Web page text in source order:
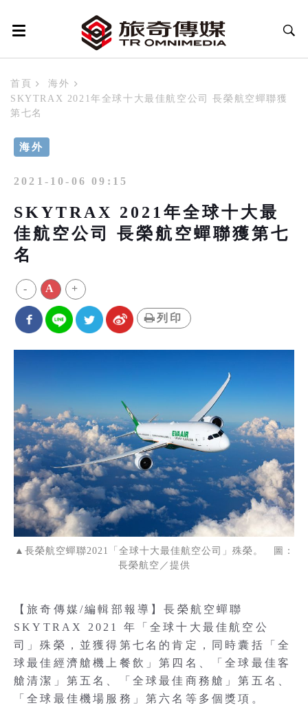
首頁
海外
SKYTRAX 2021年全球十大最佳航空公司 長榮航空蟬聯獲
第七名
海外
2021-10-06 09:15
SKYTRAX 2021年全球十大最
佳航空公司 長榮航空蟬聯獲第七
名
- A +
列印
▲長榮航空蟬聯2021「全球十大最佳航空公司」殊榮。 圖：
長榮航空／提供
【旅奇傳媒/編輯部報導】長榮航空蟬聯
SKYTRAX 2021 年「全球十大最佳航空公
司」殊榮，並獲得第七名的肯定，同時囊括「全
球最佳經濟艙機上餐飲」第四名、「全球最佳客
艙清潔」第五名、「全球最佳商務艙」第五名、
「全球最佳機場服務」第六名等多個獎項。